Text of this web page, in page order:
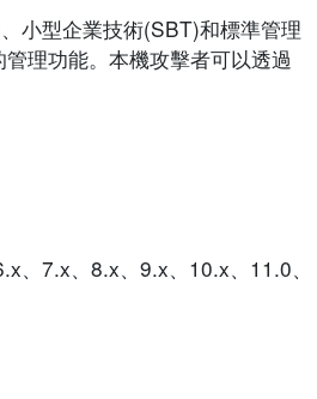
小型企業技術(SBT)和標準管理
理功能。本機攻擊者可以透過
、7.x、8.x、9.x、10.x、11.0、